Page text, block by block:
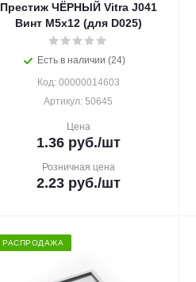
Престиж ЧЁРНЫЙ Vitra J041
Винт М5х12 (для D025)
Есть в наличии (24)
Код: 00000014603
Артикул: 50645
Цена
1.36руб./шт
Розничная цена
2.23руб./шт
РАСПРОДАЖА